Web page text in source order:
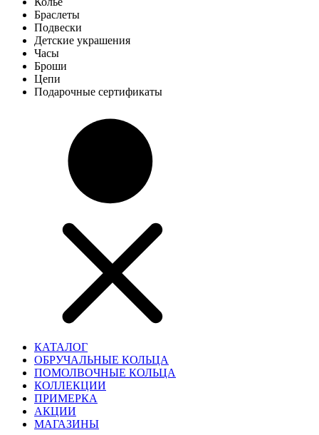
Браслеты
Подвески
Детские украшения
Часы
Броши
Цепи
Подарочные сертификаты
КАТАЛОГ
ОБРУЧАЛЬНЫЕ КОЛЬЦА
ПОМОЛВОЧНЫЕ КОЛЬЦА
КОЛЛЕКЦИИ
ПРИМЕРКА
АКЦИИ
МАГАЗИНЫ